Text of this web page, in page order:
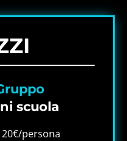
scuola
persona